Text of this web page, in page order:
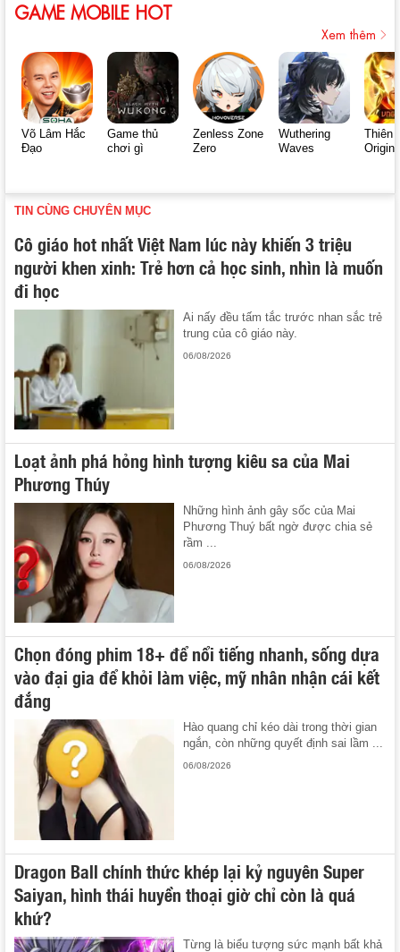
GAME MOBILE HOT
Xem thêm
Võ Lâm Hắc
Đạo
Game thủ
chơi gì
Zenless Zone
Zero
Wuthering
Waves
Thiên
Origin
TIN CÙNG CHUYÊN MỤC
Cô giáo hot nhất Việt Nam lúc này khiến 3 triệu
người khen xinh: Trẻ hơn cả học sinh, nhìn là muốn
đi học
Ai nấy đều tấm tắc trước nhan sắc trẻ
trung của cô giáo này.
06/08/2026
Loạt ảnh phá hỏng hình tượng kiêu sa của Mai
Phương Thúy
Những hình ảnh gây sốc của Mai
Phương Thuý bất ngờ được chia sẻ
rầm ...
06/08/2026
Chọn đóng phim 18+ để nổi tiếng nhanh, sống dựa
vào đại gia để khỏi làm việc, mỹ nhân nhận cái kết
đắng
Hào quang chỉ kéo dài trong thời gian
ngắn, còn những quyết định sai lầm ...
06/08/2026
Dragon Ball chính thức khép lại kỷ nguyên Super
Saiyan, hình thái huyền thoại giờ chỉ còn là quá
khứ?
Từng là biểu tượng sức mạnh bất khả